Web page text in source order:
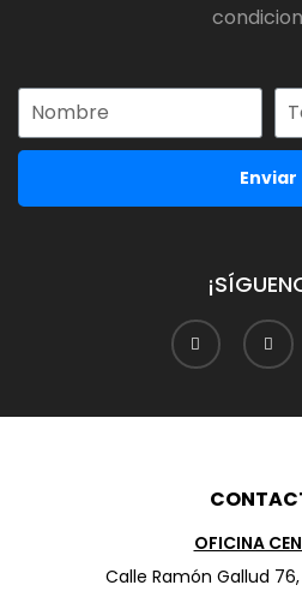
Enviar
OFICINA
Calle Ramón Gallud 76,